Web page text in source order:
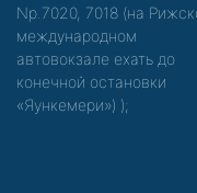
Nр.7020, 7018 (на
международном
автовокзале ехать до
конечной остановки
«Яункемери») );